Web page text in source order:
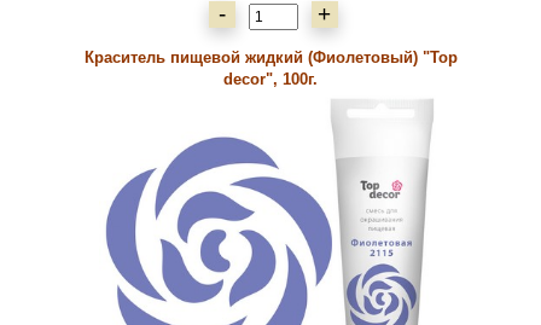
- +
Краситель пищевой жидкий (Фиолетовый) "Top
decor", 100г.